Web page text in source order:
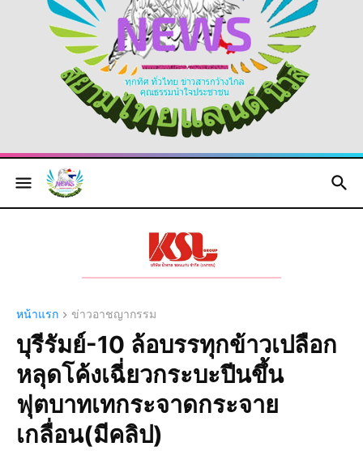
หน้าแรก ข่าวอาชญากรรม
บุรีรัมย์-10 ล้อบรรทุกข้าวเปลือก
หลุดโค้งเฉี่ยวกระบะปีนขึ้น
ฟุตบาทเทกระจาดกระจาย
เกลื่อน(มีคลิป)